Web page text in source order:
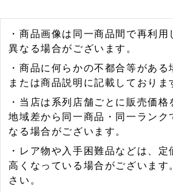
・商品画像は同一商品間で再利用
異なる場合がございます。
・商品に何らかの不都合等があ
または商品説明に記載しておりま
・当店は系列店舗ごとに販売価格
地域差から同一商品・同一ランク
なる場合がございます。
・レア物や入手困難品などは、
高くなっている場合がございます
さい。